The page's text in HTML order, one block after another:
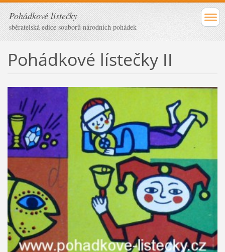
Pohádkové lístečky
sběratelská edice souborů národních pohádek
Pohádkové lístečky II